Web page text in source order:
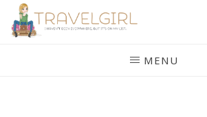
Skip
MENU